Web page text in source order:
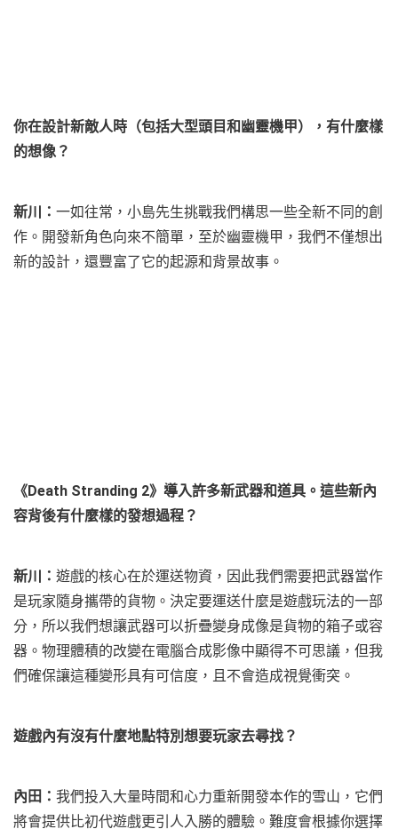
你在設計新敵人時（包括大型頭目和幽靈機甲），有什麼樣
的想像？
新川： 一如往常，小島先生挑戰我們構思一些全新不同的創
作。開發新角色向來不簡單，至於幽靈機甲，我們不僅想出
新的設計，還豐富了它的起源和背景故事。
《Death Stranding 2》導入許多新武器和道具。這些新內
容背後有什麼樣的發想過程？
新川： 遊戲的核心在於運送物資，因此我們需要把武器當作
是玩家隨身攜帶的貨物。決定要運送什麼是遊戲玩法的一部
分，所以我們想讓武器可以折疊變身成像是貨物的箱子或容
器。物理體積的改變在電腦合成影像中顯得不可思議，但我
們確保讓這種變形具有可信度，且不會造成視覺衝突。
遊戲內有沒有什麼地點特別想要玩家去尋找？
內田： 我們投入大量時間和心力重新開發本作的雪山，它們
將會提供比初代遊戲更引人入勝的體驗。難度會根據你選擇